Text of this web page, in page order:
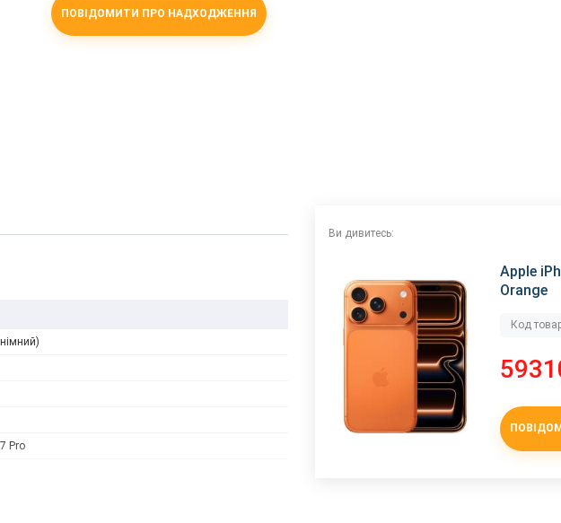
ПОВІДОМИТИ ПРО НАДХОДЖЕННЯ
Pro
Ви дивитесь:
Apple
Orange
Код